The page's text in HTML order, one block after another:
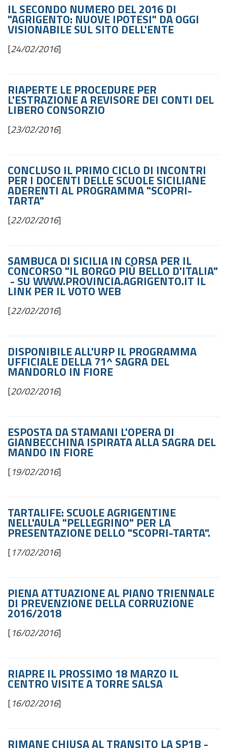
IL SECONDO NUMERO DEL 2016 DI
"AGRIGENTO: NUOVE IPOTESI" DA OGGI
VISIONABILE SUL SITO DELL'ENTE
[24/02/2016]
RIAPERTE LE PROCEDURE PER
L'ESTRAZIONE A REVISORE DEI CONTI DEL
LIBERO CONSORZIO
[23/02/2016]
CONCLUSO IL PRIMO CICLO DI INCONTRI
PER I DOCENTI DELLE SCUOLE SICILIANE
ADERENTI AL PROGRAMMA "SCOPRI-
TARTA"
[22/02/2016]
SAMBUCA DI SICILIA IN CORSA PER IL
CONCORSO "IL BORGO PIÙ BELLO D'ITALIA"
- SU WWW.PROVINCIA.AGRIGENTO.IT IL
LINK PER IL VOTO WEB
[22/02/2016]
DISPONIBILE ALL'URP IL PROGRAMMA
UFFICIALE DELLA 71^ SAGRA DEL
MANDORLO IN FIORE
[20/02/2016]
ESPOSTA DA STAMANI L'OPERA DI
GIANBECCHINA ISPIRATA ALLA SAGRA DEL
MANDO IN FIORE
[19/02/2016]
TARTALIFE: SCUOLE AGRIGENTINE
NELL'AULA "PELLEGRINO" PER LA
PRESENTAZIONE DELLO "SCOPRI-TARTA".
[17/02/2016]
PIENA ATTUAZIONE AL PIANO TRIENNALE
DI PREVENZIONE DELLA CORRUZIONE
2016/2018
[16/02/2016]
RIAPRE IL PROSSIMO 18 MARZO IL
CENTRO VISITE A TORRE SALSA
[16/02/2016]
RIMANE CHIUSA AL TRANSITO LA SP1B -